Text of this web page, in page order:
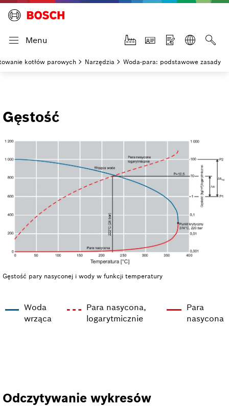
Menu
kotłów parowych Narzędzia Woda-para: podstawowe zasady
Gęstość
Gęstość pary nasyconej i wody w funkcji temperatury
Woda
wrząca
Para nasycona,
logarytmicznie
Para
nasycona
Odczytywanie wykresów